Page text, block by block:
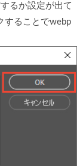
るか設定が出て
することでwebp